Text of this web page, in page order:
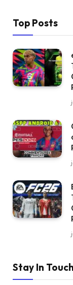
Top Posts
Stay In Touch